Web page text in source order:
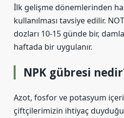
İlk gelişme dönemlerinden
kullanılması tavsiye edilir.
dozları 10-15 günde bir,
haftada bir uygulanır.
NPK gübresi
Azot, fosfor ve potasyum
çiftçilerimizin ihtiyaç